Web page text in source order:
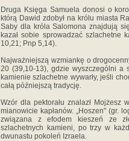
Druga Księga Samuela donosi o
którą Dawid zdobył na królu miasta
Saby dla króla Salomona znajdują
kazał sobie sprowadzać
10,21; Pnp 5,14).
Najważniejszą wzmiankę o
20 (39,10-13), gdzie wyszczególni a
kamienie szlachetne wywarły, jeśli
całą późniejszą tradycję.
Wzór dla pektorału znalazł
mianowicie kapłanów. „Hoszen" (gr.
związana z efodem kieszeń ze
szlachetnych kamieni, po trzy w
dwunastu pokoleń Izraela.